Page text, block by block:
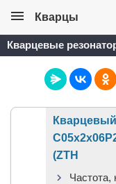
Кварцы
Кварцевые
(ZTH
Частота,